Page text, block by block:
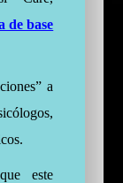
de base
a
este